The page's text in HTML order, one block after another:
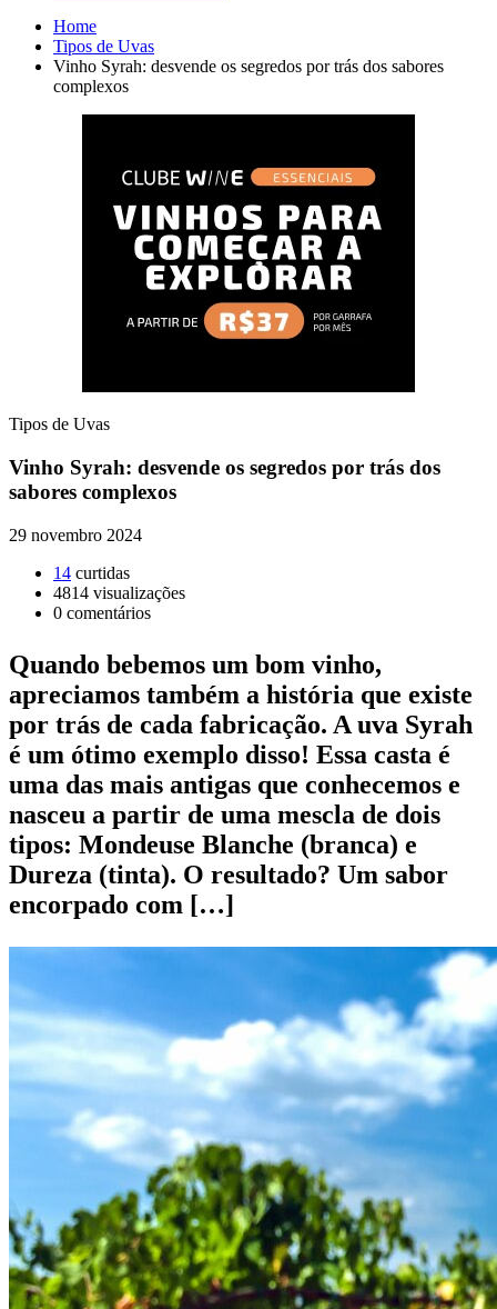
Home
Tipos de Uvas
Vinho Syrah: desvende os segredos por trás dos sabores
complexos
Tipos de Uvas
Vinho Syrah: desvende os segredos por trás dos
sabores complexos
29 novembro 2024
14 curtidas
4814 visualizações
0 comentários
Quando bebemos um bom vinho,
apreciamos também a história que existe
por trás de cada fabricação. A uva Syrah
é um ótimo exemplo disso! Essa casta é
uma das mais antigas que conhecemos e
nasceu a partir de uma mescla de dois
tipos: Mondeuse Blanche (branca) e
Dureza (tinta). O resultado? Um sabor
encorpado com […]